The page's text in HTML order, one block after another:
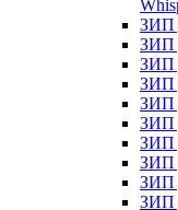
ЗИП
ЗИП
ЗИП
ЗИП
ЗИП
ЗИП
ЗИП
ЗИП
ЗИП
ЗИП